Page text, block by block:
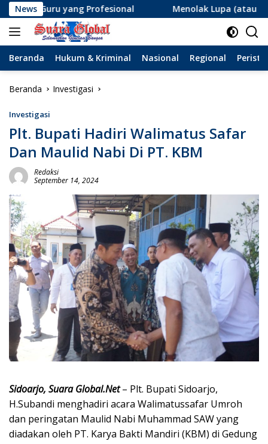
Langsung
ke
konten
News
Profesional Menolak Lupa (atau Lupa Ingatan?):
Beranda Hukum & Kriminal Nasional Regional
Beranda Investigasi
Investigasi
Plt. Bupati Hadiri Walimatus Safar
Dan Maulid Nabi Di PT. KBM
Redaksi
September 14, 2024
Sidoarjo, Suara Global.Net– Plt. Bupati Sidoarjo,
H.Subandi menghadiri acara Walimatussafar Umroh
dan peringatan Maulid Nabi Muhammad SAW yang
diadakan oleh PT. Karya Bakti Mandiri (KBM) di Gedung